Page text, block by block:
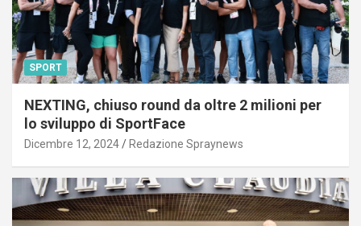
SPORT
NEXTING, chiuso round da oltre 2 milioni per
lo sviluppo di SportFace
Dicembre 12, 2024 Redazione Spraynews